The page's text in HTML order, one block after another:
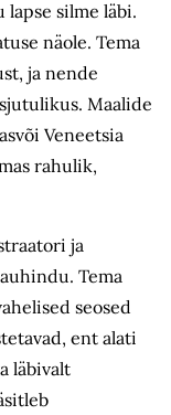
lapse silme läbi.
näole. Tema
ja nende
Maalide
Veneetsia
rahulik,
ja
Tema
seosed
ent alati
läbivalt